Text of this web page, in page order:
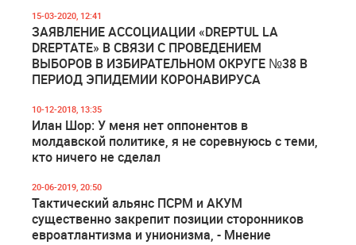
15-03-2020, 12:41
ЗАЯВЛЕНИЕ АССОЦИАЦИИ «DREPTUL LA
DREPTATE» В СВЯЗИ С ПРОВЕДЕНИЕМ
ВЫБОРОВ В ИЗБИРАТЕЛЬНОМ ОКРУГЕ №38 В
ПЕРИОД ЭПИДЕМИИ КОРОНАВИРУСА
10-12-2018, 13:35
Илан Шор: У меня нет оппонентов в
молдавской политике, я не соревнуюсь с теми,
кто ничего не сделал
20-06-2019, 20:50
Тактический альянс ПСРМ и АКУМ
существенно закрепит позиции сторонников
евроатлантизма и унионизма, - Мнение